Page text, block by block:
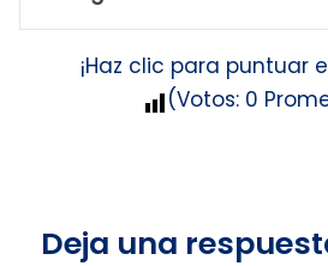
¡Haz clic para puntuar
(Votos: 0
Deja una